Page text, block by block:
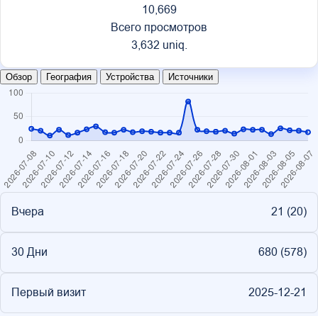
10,669
Всего просмотров
3,632 uniq.
Обзор География Устройства Источники
Вчера 21 (20)
30 Дни 680 (578)
Первый визит 2025-12-21